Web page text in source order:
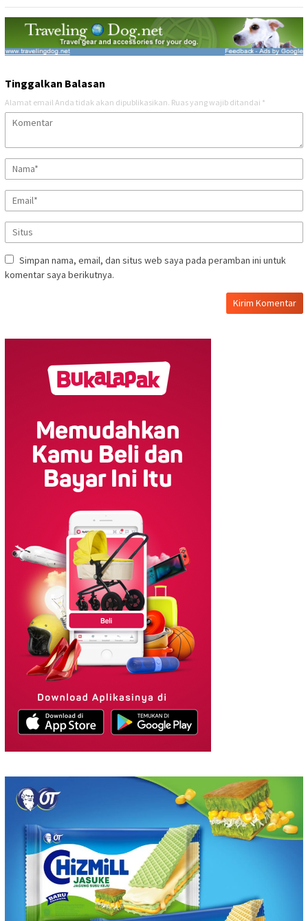
Tinggalkan Balasan
Alamat email Anda tidak akan dipublikasikan. Ruas yang wajib ditandai *
Simpan nama, email, dan situs web saya pada peramban ini untuk
komentar saya berikutnya.